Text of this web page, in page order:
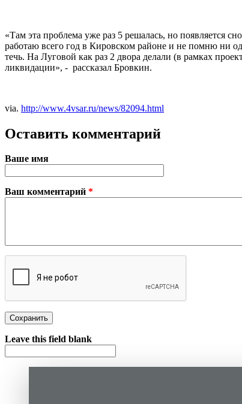
«Там эта проблема уже раз 5 решалась, но появляется
работаю всего год в Кировском районе и не помню ни
течь. На Луговой как раз 2 двора делали (в рамках
ликвидации», - рассказал Бровкин.
via. http://www.4vsar.ru/news/82094.html
Оставить комментарий
Ваше имя
Ваш комментарий *
Plain text
Leave this field blank